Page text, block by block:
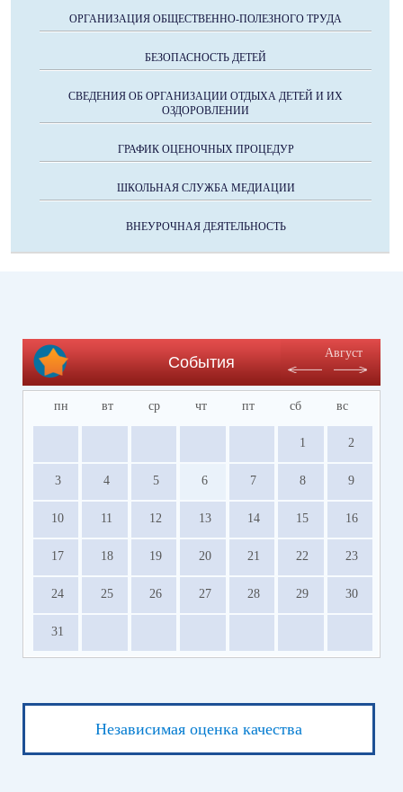
ОРГАНИЗАЦИЯ ОБЩЕСТВЕННО-ПОЛЕЗНОГО ТРУДА
БЕЗОПАСНОСТЬ ДЕТЕЙ
СВЕДЕНИЯ ОБ ОРГАНИЗАЦИИ ОТДЫХА ДЕТЕЙ И ИХ
ОЗДОРОВЛЕНИИ
ГРАФИК ОЦЕНОЧНЫХ ПРОЦЕДУР
ШКОЛЬНАЯ СЛУЖБА МЕДИАЦИИ
ВНЕУРОЧНАЯ ДЕЯТЕЛЬНОСТЬ
События
Август
пн вт ср чт пт сб вс
1 2
3 4 5 6 7 8 9
10 11 12 13 14 15 16
17 18 19 20 21 22 23
24 25 26 27 28 29 30
31
Независимая оценка качества